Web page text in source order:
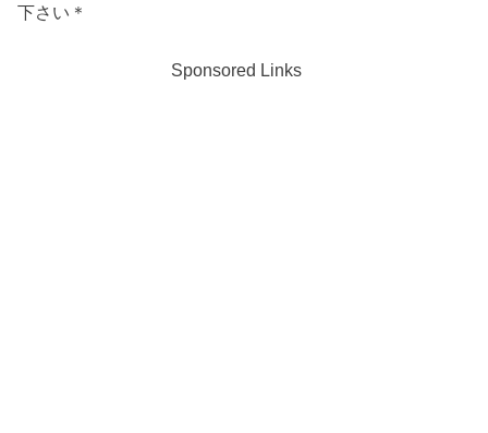
下さい＊
Sponsored Links